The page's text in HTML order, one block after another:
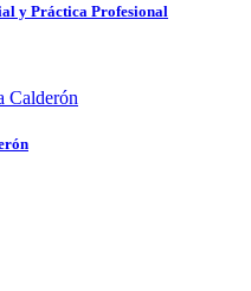
y Práctica Profesional